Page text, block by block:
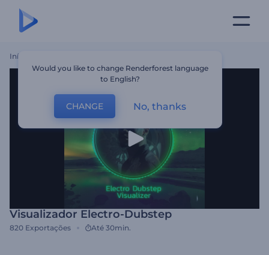
Início
Visualizador Electro-Dubstep
820 Exportações Até 30min.
Would you like to change Renderforest language
to English?
CHANGE No, thanks